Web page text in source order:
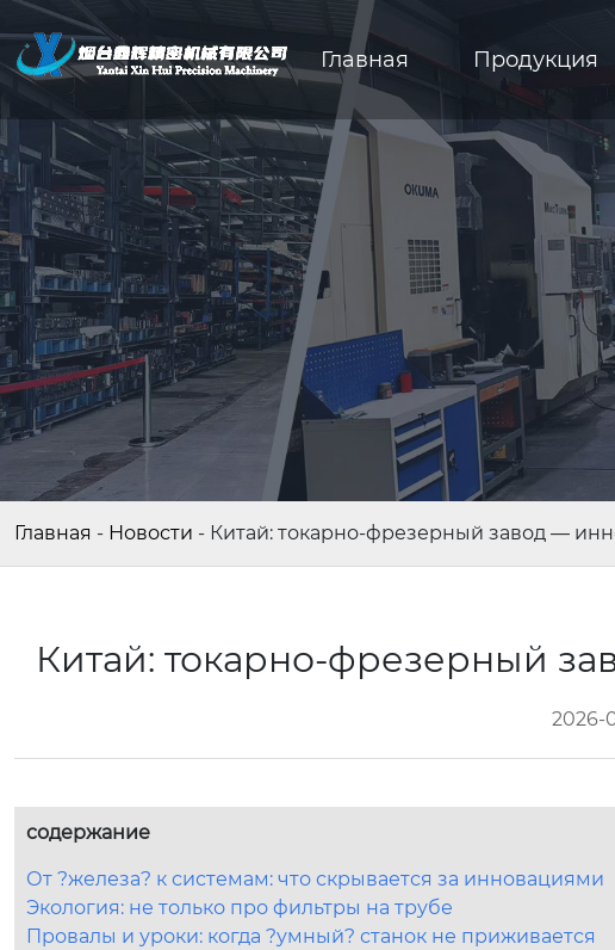
Главная Продукция
Главная - Новости - Китай: токарно-фрезерный завод —
Китай: токарно-фрезерный
2026-
содержание
От ?железа? к системам: что скрывается за инновациями
Экология: не только про фильтры на трубе
Провалы и уроки: когда ?умный? станок не приживается